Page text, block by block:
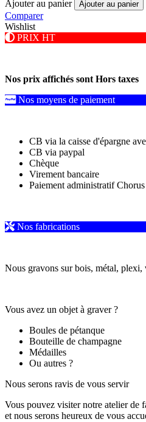
Ajouter au panier
Ajouter au panier
Comparer
Wishlist
PRIX HT
Nos prix affichés sont Hors taxes
Nos moyens de paiement
CB via la caisse d'épargne
CB via paypal
Chèque
Virement bancaire
Paiement administratif Chorus
Nos fabrications
Nous gravons sur bois, métal, plexi,
Vous avez un objet à graver ?
Boules de pétanque
Bouteille de champagne
Médailles
Ou autres ?
Nous serons ravis de vous servir
Vous pouvez visiter notre atelier de
et nous serons heureux de vous